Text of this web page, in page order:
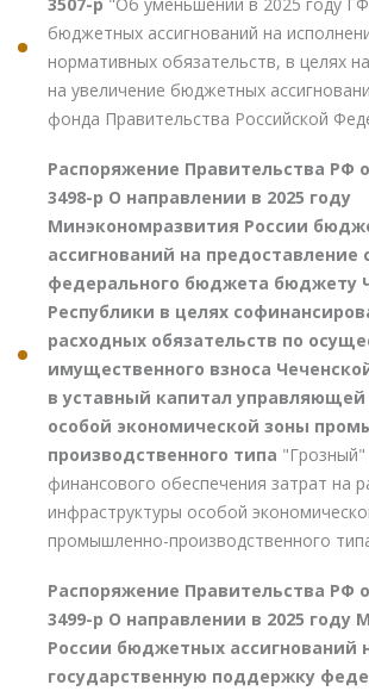
3507-р "Об уменьшении в 2025 году
бюджетных ассигнований на
нормативных обязательств, в целях
на увеличение бюджетных
фонда Правительства Российской
Распоряжение Правительства РФ
3498-р О направлении в 2025 году
Минэкономразвития России
ассигнований на предоставление
федерального бюджета бюджету
Республики в целях
расходных обязательств по
имущественного взноса
в уставный капитал
особой экономической зоны
производственного типа "Грозный"
финансового обеспечения затрат на
инфраструктуры особой
промышленно-производственного
Распоряжение Правительства РФ
3499-р О направлении в 2025
России бюджетных ассигнований
государственную поддержку